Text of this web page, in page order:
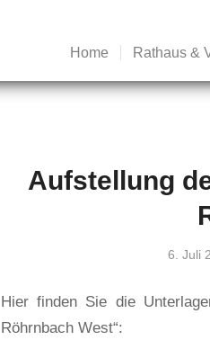
Home Rathaus &
Aufstellung
6. Juli
Hier finden Sie die
Röhrnbach West“: